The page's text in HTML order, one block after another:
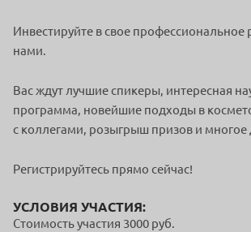
Инвестируйте в свое профессиональное
нами.
Вас ждут лучшие спикеры, интересная
программа, новейшие подходы в
с коллегами, розыгрыш призов и многое
Регистрируйтесь прямо сейчас!
УСЛОВИЯ УЧАСТИЯ:
Стоимость участия 3000 руб.